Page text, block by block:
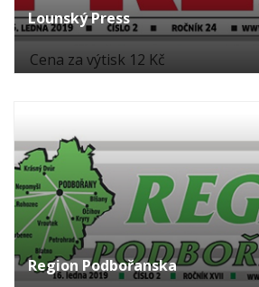
Lounský Press
Cena za výtisk 12 Kč
Region Podbořanska